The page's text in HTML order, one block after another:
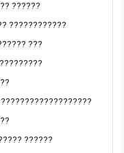
??????
????????????
???
??????